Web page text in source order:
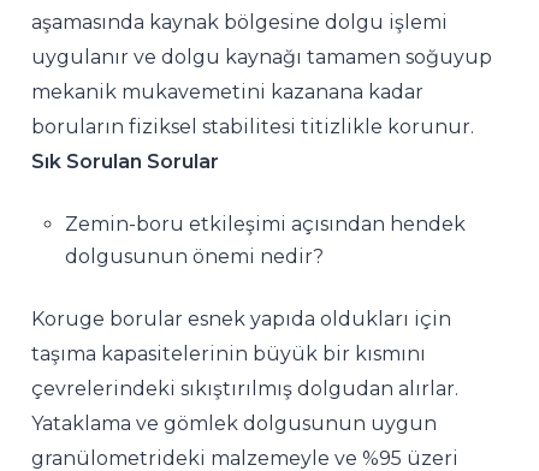
aşamasında kaynak bölgesine dolgu işlemi
uygulanır ve dolgu kaynağı tamamen soğuyup
mekanik mukavemetini kazanana kadar
boruların fiziksel stabilitesi titizlikle korunur.
Sık Sorulan Sorular
Zemin-boru etkileşimi açısından hendek
dolgusunun önemi nedir?
Koruge borular esnek yapıda oldukları için
taşıma kapasitelerinin büyük bir kısmını
çevrelerindeki sıkıştırılmış dolgudan alırlar.
Yataklama ve gömlek dolgusunun uygun
granülometrideki malzemeyle ve %95 üzeri